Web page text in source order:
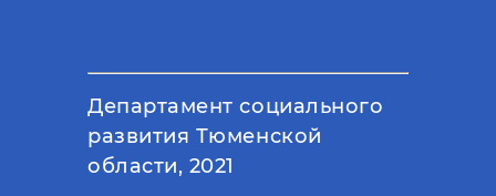
Департамент социального
развития Тюменской
области, 2021